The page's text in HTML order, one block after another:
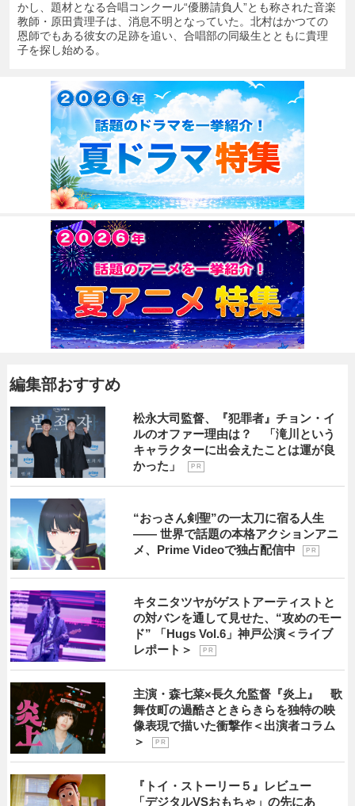
かし、題材となる合唱コンクール“優勝請負人”とも称された音楽
教師・原田貴理子は、消息不明となっていた。北村はかつての
恩師でもある彼女の足跡を追い、合唱部の同級生とともに貴理
子を探し始める。
編集部おすすめ
松永大司監督、『犯罪者』チョン・イ
ルのオファー理由は？ 「滝川という
キャラクターに出会えたことは運が良
かった」
P R
“おっさん剣聖”の一太刀に宿る人生
―― 世界で話題の本格アクションアニ
メ、Prime Videoで独占配信中
P R
キタニタツヤがゲストアーティストと
の対バンを通して見せた、“攻めのモー
ド” 「Hugs Vol.6」神戸公演＜ライブ
レポート＞
P R
主演・森七菜×長久允監督『炎上』 歌
舞伎町の過酷さときらきらを独特の映
像表現で描いた衝撃作＜出演者コラム
＞
P R
『トイ・ストーリー５』レビュー
「デジタルVSおもちゃ」の先にあ